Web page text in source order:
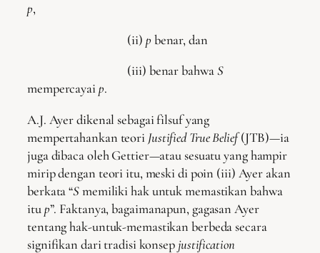
p,
(ii) p benar, dan
(iii) benar bahwaS
mempercayai p.
A.J. Ayer dikenal sebagai filsuf yang
mempertahankan teori Justified True Belief(JTB)—ia
juga dibaca oleh Gettier—atau sesuatu yang hampir
mirip dengan teori itu, meski di poin (iii) Ayer akan
berkata “Smemiliki hak untuk memastikan bahwa
itup”. Faktanya, bagaimanapun, gagasan Ayer
tentang hak-untuk-memastikan berbeda secara
signifikan dari tradisi konsep justification